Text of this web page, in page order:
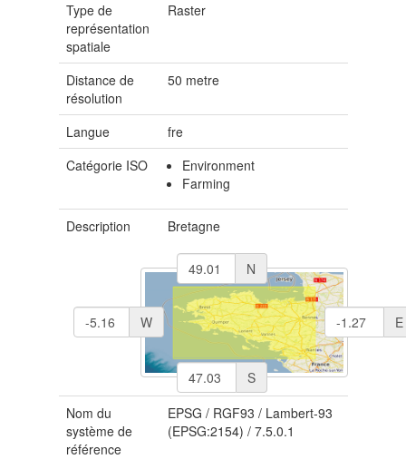
Type de
représentation
spatiale
Raster
Distance de
résolution
50 metre
Langue
fre
Catégorie ISO
Environment
Farming
Description Bretagne
N
S
E
W
Nom du
système de
référence
EPSG / RGF93 / Lambert-93
(EPSG:2154) / 7.5.0.1